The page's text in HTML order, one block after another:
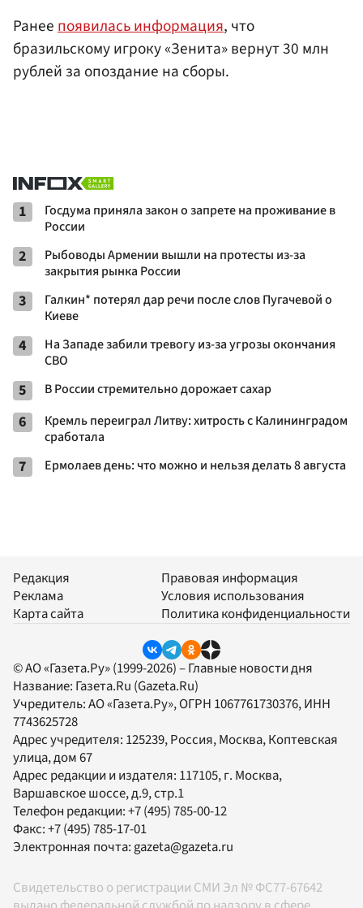
Ранеепоявилась информация, что
бразильскому игроку «Зенита» вернут 30 млн
рублей за опоздание на сборы.
1
Госдума приняла закон о запрете на проживание в
России
2
Рыбоводы Армении вышли на протесты из-за
закрытия рынка России
3
Галкин* потерял дар речи после слов Пугачевой о
Киеве
4
На Западе забили тревогу из-за угрозы окончания
СВО
5 В России стремительно дорожает сахар
6
Кремль переиграл Литву: хитрость с Калининградом
сработала
7 Ермолаев день: что можно и нельзя делать 8 августа
Редакция
Реклама
Карта сайта
Правовая информация
Условия использования
Политика конфиденциальности
© АО «Газета.Ру» (1999-2026) – Главные новости дня
Название: Газета.Ru (Gazeta.Ru)
Учредитель:АО «Газета.Ру», ОГРН 1067761730376, ИНН
7743625728
Адрес учредителя: 125239, Россия, Москва, Коптевская
улица, дом 67
Адрес редакции и издателя: 117105, г. Москва,
Варшавское шоссе, д.9, стр.1
Телефон редакции:+7 (495) 785-00-12
Факс:+7 (495) 785-17-01
Электронная почта: gazeta@gazeta.ru
Свидетельство о регистрации СМИ Эл № ФС77-67642